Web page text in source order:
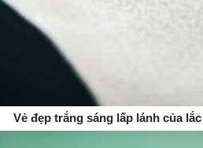
Vẻ đẹp trắng sáng lấp lánh của